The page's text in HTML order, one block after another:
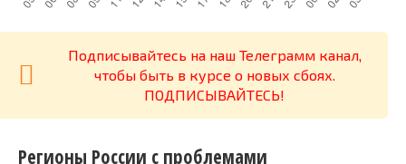
Подписывайтесь на наш Телеграмм канал,
чтобы быть в курсе о новых сбоях.
ПОДПИСЫВАЙТЕСЬ!
Регионы России с проблемами